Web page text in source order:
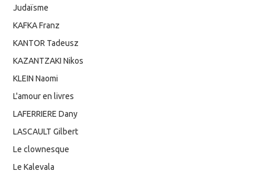
Judaïsme
KAFKA Franz
KANTOR Tadeusz
KAZANTZAKI Nikos
KLEIN Naomi
L'amour en livres
LAFERRIERE Dany
LASCAULT Gilbert
Le clownesque
Le Kalevala